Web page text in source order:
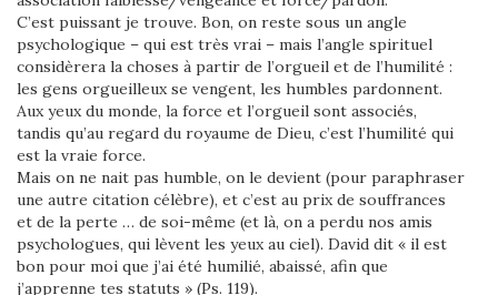
l
a
f
i
n
C’est puissant je trouve. Bon, on reste sous un angle
psychologique – qui est très vrai – mais l’angle spirituel
considèrera la choses à partir de l’orgueil et de l’humilité :
les gens orgueilleux se vengent, les humbles pardonnent.
Aux yeux du monde, la force et l’orgueil sont associés,
tandis qu’au regard du royaume de Dieu, c’est l’humilité qui
est la vraie force.
Mais on ne nait pas humble, on le devient (pour paraphraser
une autre citation célèbre), et c’est au prix de souffrances
et de la perte … de soi-même (et là, on a perdu nos amis
psychologues, qui lèvent les yeux au ciel). David dit « il est
bon pour moi que j’ai été humilié, abaissé, afin que
j’apprenne tes statuts » (Ps. 119).